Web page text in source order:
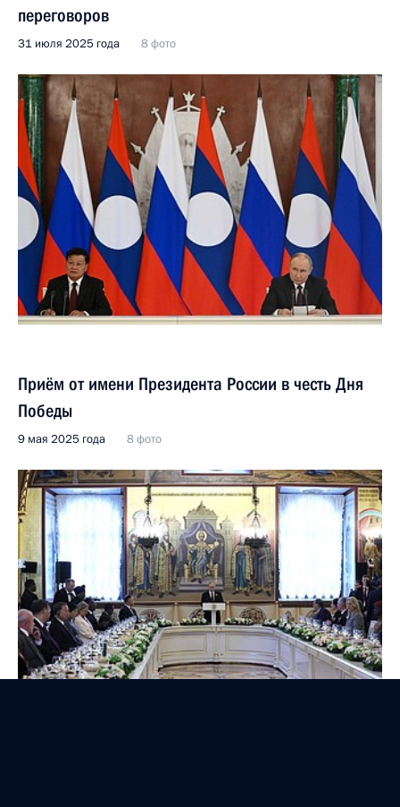
переговоров
31 июля 2025 года 8 фото
Приём от имени Президента России в честь Дня
Победы
9 мая 2025 года 8 фото